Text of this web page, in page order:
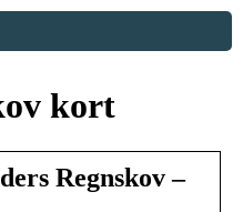
kort
Regnskov –